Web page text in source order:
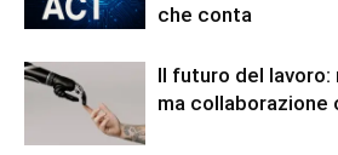
che conta
Il futuro del
ma collaborazione